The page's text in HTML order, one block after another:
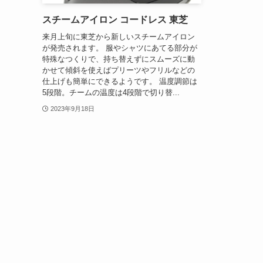
スチームアイロン コードレス 東芝
来月上旬に東芝から新しいスチームアイロン
が発売されます。 服やシャツにあてる部分が
特殊なつくりで、持ち替えずにスムーズに動
かせて傾斜を使えばプリーツやフリルなどの
仕上げも簡単にできるようです。 温度調節は
5段階。チームの温度は4段階で切り替...
2023年9月18日